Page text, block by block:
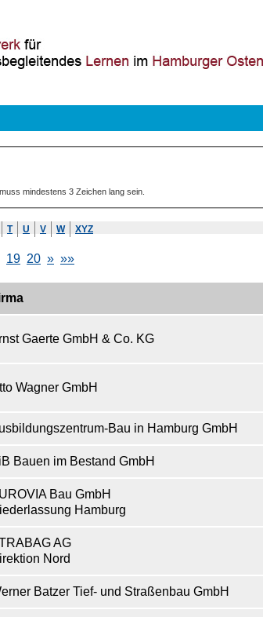
mindestens 3 Zeichen lang sein.
T U V W XYZ
19 20 » »»
Gaerte GmbH & Co. KG
Wagner GmbH
Bau in Hamburg GmbH
Bauen im Bestand GmbH
Bau GmbH
Hamburg
AG
Nord
Batzer Tief- und Straßenbau GmbH